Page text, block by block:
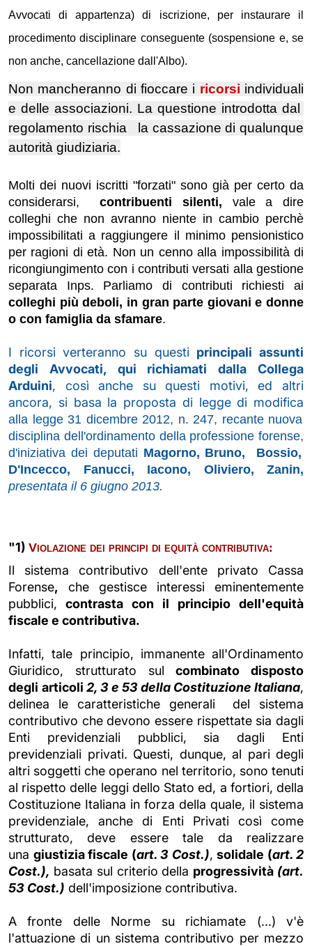
Avvocati di appartenza) di iscrizione, per instaurare il
procedimento disciplinare conseguente (sospensione e, se
non anche, cancellazione dall'Albo).
Non mancheranno di fioccare i ricorsi individuali
e delle associazioni. La questione introdotta dal
regolamento rischia la cassazione di qualunque
autorità giudiziaria.
Molti dei nuovi iscritti "forzati" sono già per certo da
considerarsi,contribuenti silenti, vale a dire
colleghi che non avranno niente in cambio perchè
impossibilitati a raggiungere il minimo pensionistico
per ragioni di età. Non un cenno alla impossibilità di
ricongiungimento con i contributi versati alla gestione
separata Inps. Parliamo di contributi richiesti ai
colleghi più deboli, in gran parte giovani e donne
o con famiglia da sfamare.
I ricorsi verteranno su questi principali assunti
degli Avvocati, qui richiamati dalla Collega
Arduini, così anche su questi motivi, ed altri
ancora, si basa la proposta di legge di modifica
alla legge 31 dicembre 2012, n. 247, recante nuova
disciplina dell'ordinamento della professione forense,
d'iniziativa dei deputati Magorno, Bruno, Bossio,
D'Incecco, Fanucci, Iacono, Oliviero, Zanin,
presentata il 6 giugno 2013.
"1) Violazione dei principi di equità contributiva:
Il sistema contributivo dell'ente privato Cassa
Forense, che gestisce interessi eminentemente
pubblici, contrasta con il principio dell'equità
fiscale e contributiva.
Infatti, tale principio, immanente all'Ordinamento
Giuridico, strutturato sulcombinato disposto
degli articoli 2, 3 e 53 della Costituzione Italiana,
delinea le caratteristiche generali del sistema
contributivo che devono essere rispettate sia dagli
Enti previdenziali pubblici, sia dagli Enti
previdenziali privati. Questi, dunque, al pari degli
altri soggetti che operano nel territorio, sono tenuti
al rispetto delle leggi dello Stato ed, a fortiori, della
Costituzione Italiana in forza della quale, il sistema
previdenziale, anche di Enti Privati così come
strutturato, deve essere tale da realizzare
una giustizia fiscale (art. 3 Cost.), solidale (art. 2
Cost.), basata sul criterio della progressività (art.
53 Cost.) dell'imposizione contributiva.
A fronte delle Norme su richiamate (...) v'è
l'attuazione di un sistema contributivo per mezzo